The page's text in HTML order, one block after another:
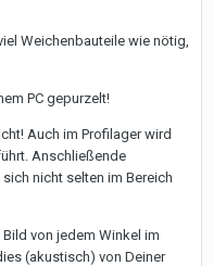
Weichenbauteile wie nötig,
PC gepurzelt!
Auch im Profilager wird
Anschließende
nicht selten im Bereich
von jedem Winkel im
(akustisch) von Deiner